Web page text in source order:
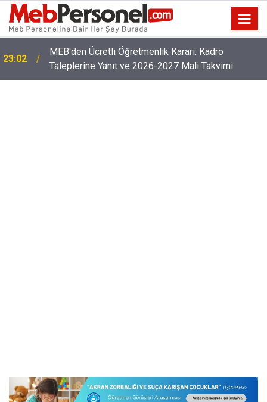
22:32
Öğretmenlerin Özür Grubu İller Arası Muhtemel İl
Emri Atama Tarihleri